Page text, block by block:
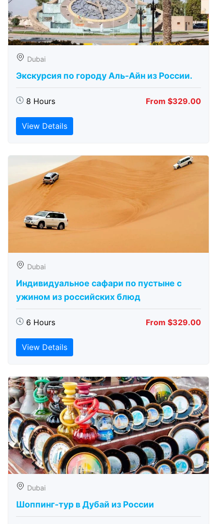
Dubai
Экскурсия по городу Аль-Айн из России.
8 Hours From $329.00
View Details
Dubai
Индивидуальное сафари по пустыне с
ужином из российских блюд
6 Hours From $329.00
View Details
Dubai
Шоппинг-тур в Дубай из России